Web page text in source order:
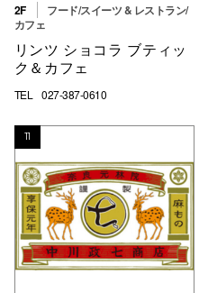
2F
フード/スイーツ & レストラン/
カフェ
リンツ ショコラ ブティッ
ク＆カフェ
TEL 027-387-0610
11